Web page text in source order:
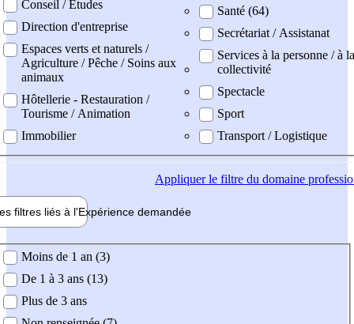
Conseil / Etudes
Direction d'entreprise
Espaces verts et naturels /
Agriculture / Pêche / Soins aux
animaux
Hôtellerie - Restauration /
Tourisme / Animation
Immobilier
Santé (64)
Secrétariat / Assistanat
Services à la personne / à la
collectivité
Spectacle
Sport
Transport / Logistique
Appliquerle filtre du domaine
filtres liés à l'Expérience demandée
demandée
Moins de 1 an (3)
De 1 à 3 ans (13)
Plus de 3 ans